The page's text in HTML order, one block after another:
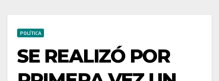
POLÍTICA
SE REALIZÓ POR